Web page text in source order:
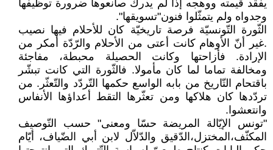
يفقد قيمته ووهجه إذا لم يدرك صانعوها ضرورة توظيفها
وجدواه ولم يتمثّلوا فنون"تسويقها".
الثّورة التّونسيّة فرصة تاريخيّة كان للأحلام فيها نصيب
.غير أنّ الأوهام كانت أعتى من الأحلام والرّدّة أمكر من
الإرادة. فأزاحتها وكانت الحصيلة محبطة، مفاجئة
ومخالفة تماما لما كان مأمولا. فالثّورة التي كانت تبشّر
باقتحام التّاريخ من بابه الواسع حكمها التّردّد والتّعثّر. من
تردّدها كان هلاكها ومن تعثّرها التقط أعداؤها الأنفاس
وانتعشوا.
"تونس الإيّالة المريضة حسّا ومعنى" حسب التّوصيف
المكثّف،المختزل،الدّقيق والدّلاّل لابن أبي الضّياف، أيّام